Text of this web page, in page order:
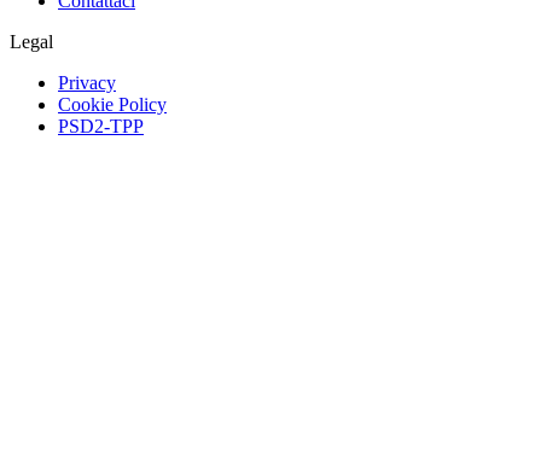
Legal
Privacy
Cookie Policy
PSD2-TPP